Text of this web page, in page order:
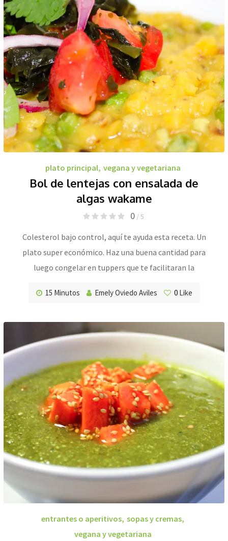
plato principal, vegana y vegetariana
Bol de lentejas con ensalada de
algas wakame
0/ 5
Colesterol bajo control, aquí te ayuda esta receta. Un
plato super económico. Haz una buena cantidad para
luego congelar en tuppers que te facilitaran la
15 Minutos Emely Oviedo Aviles 0Like
entrantes o aperitivos, sopas y cremas,
vegana y vegetariana